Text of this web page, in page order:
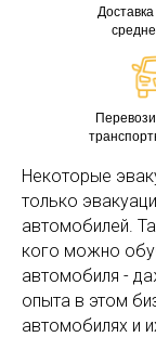
Некоторые
только
автомобилей.
кого можно
автомобиля -
опыта в этом
автомобилях и